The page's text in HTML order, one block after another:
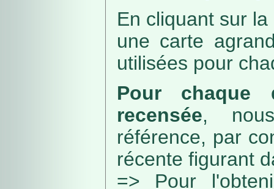
En cliquant sur
une carte
utilisées pour
Pour chaque
recensée,
référence, par
récente figurant
=> Pour